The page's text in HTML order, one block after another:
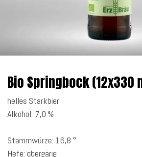
Bio Springbock (12x330
helles Starkbier
Alkohol: 7,0 %
Stammwürze: 16,8 °
Hefe: obergärig